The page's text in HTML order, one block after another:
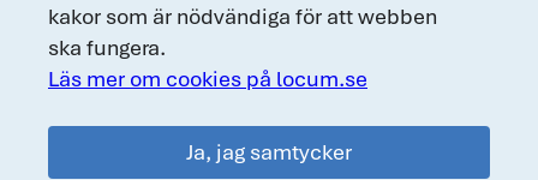
kakor som är nödvändiga för att webben
ska fungera.
Läs mer om cookies på locum.se
Ja, jag samtycker